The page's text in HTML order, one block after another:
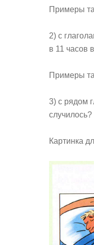
Примеры
2) с
в 11 часов
Примеры
3) с рядом
случилось?
Картинка